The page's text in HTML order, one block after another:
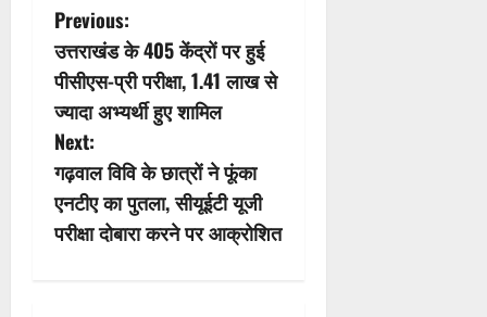
P
o
s
t
n
a
Previous:
उत्तराखंड के 405 केंद्रों पर हुई
पीसीएस-प्री परीक्षा, 1.41 लाख से
ज्यादा अभ्यर्थी हुए शामिल
Next:
गढ़वाल विवि के छात्रों ने फूंका
एनटीए का पुतला, सीयूईटी यूजी
परीक्षा दोबारा करने पर आक्रोशित